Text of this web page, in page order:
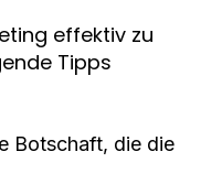
effektiv zu
Tipps
Botschaft, die die